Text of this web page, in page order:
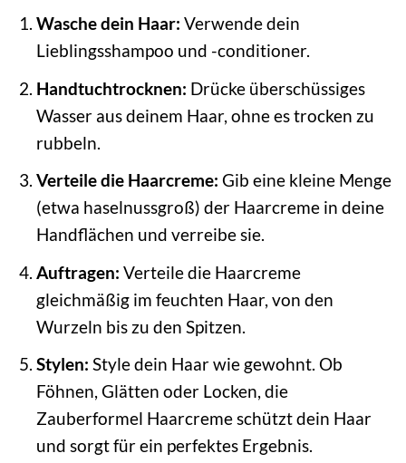
Wasche dein Haar: Verwende dein
Lieblingsshampoo und -conditioner.
Handtuchtrocknen: Drücke überschüssiges
Wasser aus deinem Haar, ohne es trocken zu
rubbeln.
Verteile die Haarcreme: Gib eine kleine Menge
(etwa haselnussgroß) der Haarcreme in deine
Handflächen und verreibe sie.
Auftragen: Verteile die Haarcreme
gleichmäßig im feuchten Haar, von den
Wurzeln bis zu den Spitzen.
Stylen: Style dein Haar wie gewohnt. Ob
Föhnen, Glätten oder Locken, die
Zauberformel Haarcreme schützt dein Haar
und sorgt für ein perfektes Ergebnis.